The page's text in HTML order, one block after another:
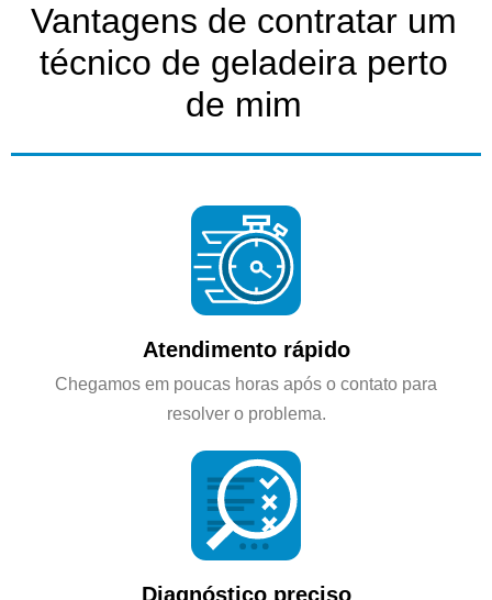
Vantagens de contratar um
técnico de geladeira perto
de mim
Atendimento rápido
Chegamos em poucas horas após o contato para
resolver o problema.
Diagnóstico preciso